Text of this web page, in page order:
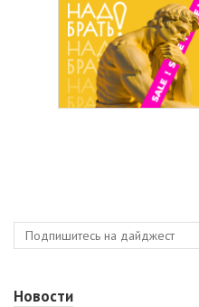
Новости